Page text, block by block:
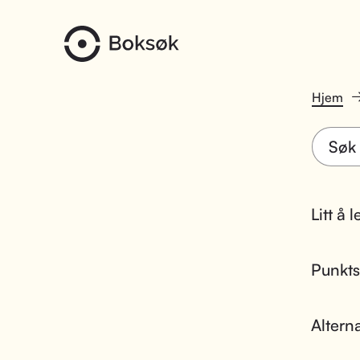
Hjem
Litt å